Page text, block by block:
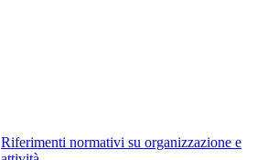
Riferimenti normativi su organizzazione e